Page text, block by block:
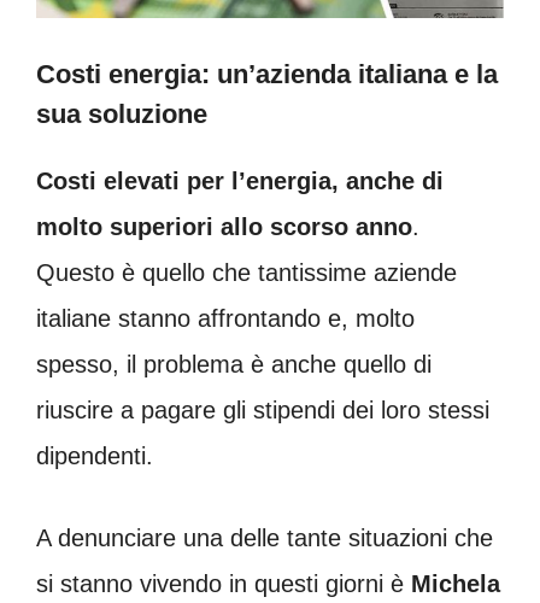
Costi energia: un’azienda italiana e la
sua soluzione
Costi elevati per l’energia, anche di
molto superiori allo scorso anno.
Questo è quello che tantissime aziende
italiane stanno affrontando e, molto
spesso, il problema è anche quello di
riuscire a pagare gli stipendi dei loro stessi
dipendenti.
A denunciare una delle tante situazioni che
si stanno vivendo in questi giorni è Michela